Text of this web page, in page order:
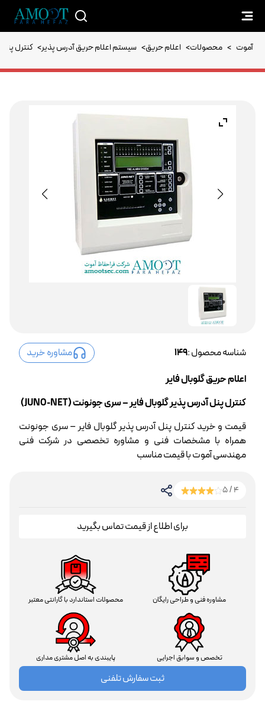
آموت > محصولات> اعلام حریق> سیستم اعلام حریق آدرس پذیر> کنترل
شناسه محصول :149
مشاوره خرید
اعلام حریق گلوبال فایر
کنترل پنل آدرس پذیر گلوبال فایر – سری جونونت (JUNO-NET)
قیمت و خرید کنترل پنل آدرس پذیر گلوبال فایر – سری جونونت
همراه با مشخصات فنی و مشاوره تخصصی در شرکت فنی
مهندسی آموت با قیمت مناسب
4 / 5
برای اطلاع از قیمت تماس بگیرید
مشاوره فنی و طراحی رایگان محصولات استاندارد با گارانتی معتبر
تخصص و سوابق اجرایی پایبندی به اصل مشتری مداری
ثبت سفارش تلفنی